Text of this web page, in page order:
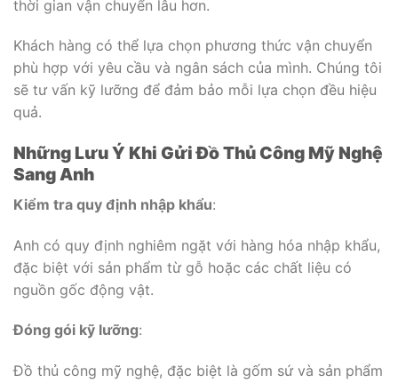
thời gian vận chuyển lâu hơn.
Khách hàng có thể lựa chọn phương thức vận chuyển
phù hợp với yêu cầu và ngân sách của mình. Chúng tôi
sẽ tư vấn kỹ lưỡng để đảm bảo mỗi lựa chọn đều hiệu
quả.
Những Lưu Ý Khi Gửi Đồ Thủ Công Mỹ Nghệ
Sang Anh
Kiểm tra quy định nhập khẩu:
Anh có quy định nghiêm ngặt với hàng hóa nhập khẩu,
đặc biệt với sản phẩm từ gỗ hoặc các chất liệu có
nguồn gốc động vật.
Đóng gói kỹ lưỡng:
Đồ thủ công mỹ nghệ, đặc biệt là gốm sứ và sản phẩm